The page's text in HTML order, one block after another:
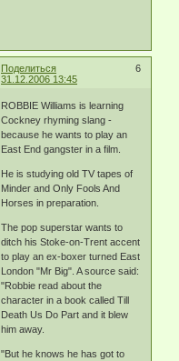
Поделиться
6
31.12.2006 13:45
ROBBIE Williams is learning
Cockney rhyming slang -
because he wants to play an
East End gangster in a film.
He is studying old TV tapes of
Minder and Only Fools And
Horses in preparation.
The pop superstar wants to
ditch his Stoke-on-Trent accent
to play an ex-boxer turned East
London "Mr Big". A source said:
"Robbie read about the
character in a book called Till
Death Us Do Part and it blew
him away.
"But he knows he has got to